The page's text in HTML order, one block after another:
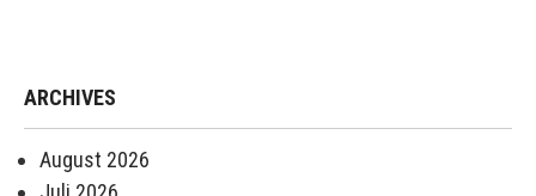
ARCHIVES
August 2026